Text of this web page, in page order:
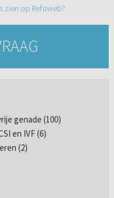
zien op Refoweb?
genade (100)
en IVF (6)
(2)